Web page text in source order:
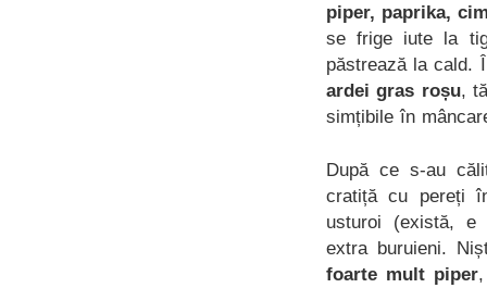
piper, paprika,
se frige iute la
păstrează la cald.
ardei gras roșu,
simțibile în
După ce s-au
cratiță cu pereți
usturoi (există,
extra buruieni.
foarte mult piper